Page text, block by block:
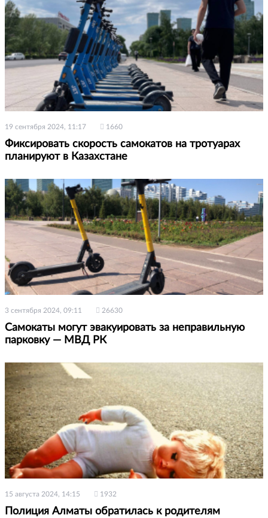
19 сентября 2024, 11:17 1660
Фиксировать скорость самокатов на тротуарах
планируют в Казахстане
3 сентября 2024, 09:11 26630
Самокаты могут эвакуировать за неправильную
парковку — МВД РК
15 августа 2024, 14:15 1932
Полиция Алматы обратилась к родителям